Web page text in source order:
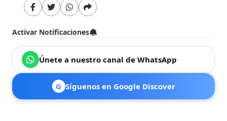
Activar Notificaciones
Únete a nuestro canal de WhatsApp
G Síguenos en Google Discover